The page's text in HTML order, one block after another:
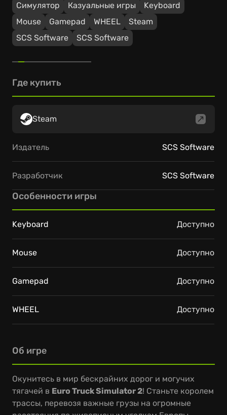
Симулятор Казуальные игры
Keyboard
Mouse
Gamepad WHEEL
Steam
SCS Software
SCS Software
Об игре
Окунитесь в мир бескрайних дорог и могучих
тягачей в Euro Truck Simulator 2! Станьте королем
трассы, перевозя важные грузы на огромные
Где купить
Steam
Издатель SCS Software
Разработчик SCS Software
Особенности игры
Keyboard Доступно
Mouse Доступно
Gamepad Доступно
WHEEL Доступно